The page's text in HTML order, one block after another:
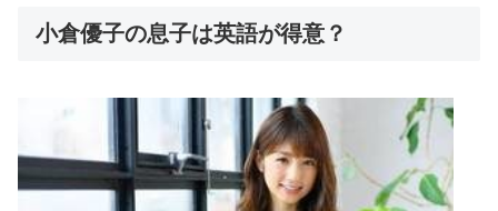
小倉優子の息子は英語が得意？